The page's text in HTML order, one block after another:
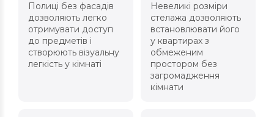
Полиці без фасадів
дозволяють легко
отримувати доступ
до предметів і
створюють візуальну
легкість у кімнаті
Невеликі розміри
стелажа дозволяють
встановлювати його
у квартирах з
обмеженим
простором без
загромадження
кімнати